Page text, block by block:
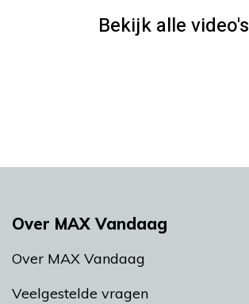
Bekijk alle video's
Over MAX Vandaag
Over MAX Vandaag
Veelgestelde vragen